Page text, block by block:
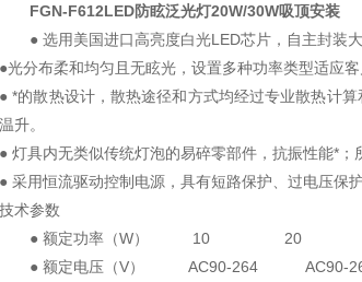
FGN-F612LED防眩泛光灯20W/30W吸顶安装
● 选用美国进口高亮度白光LED芯片，自主封装
●光分布柔和均匀且无眩光，设置多种功率类型适应客
● *的散热设计，散热途径和方式均经过专业散热计
温升。
● 灯具内无类似传统灯泡的易碎零部件，抗振性能*
● 采用恒流驱动控制电源，具有短路保护、过电压保
技术参数
● 额定功率（W）
● 额定电压（V） AC90-264